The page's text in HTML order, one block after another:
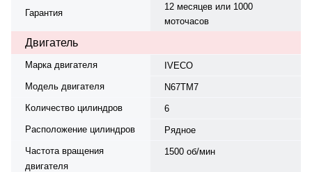
Гарантия
12 месяцев или 1000
моточасов
Двигатель
Марка двигателя
IVECO
Модель двигателя
N67TM7
Количество цилиндров
6
Расположение цилиндров
Рядное
Частота вращения
двигателя
1500 об/мин